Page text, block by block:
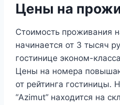
Цены на
Стоимость проживания
начинается от 3 тысяч
гостинице эконом-
Цены на номера
от рейтинга гостиницы.
“Azimut” находится на